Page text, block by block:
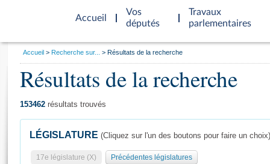
Accueil
d'accueil
Vos
députés
Travaux
parlementaires
Général
Vous
Accueil Recherche sur... Résultats de la recherche
Résultats de la recherche
153462 résultats trouvés
LÉGISLATURE (Cliquez sur l'un des boutons pour faire un choix)
17e législature (X) Précédentes législatures